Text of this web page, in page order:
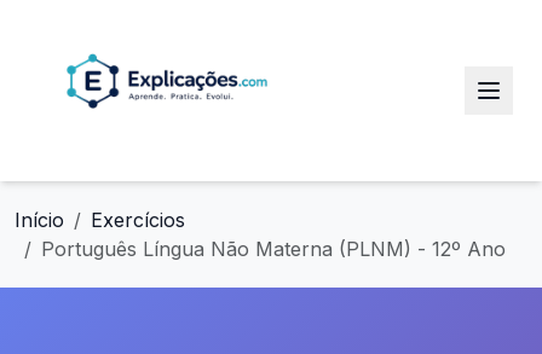
Início
Exercícios
Português Língua Não Materna (PLNM) - 12º Ano